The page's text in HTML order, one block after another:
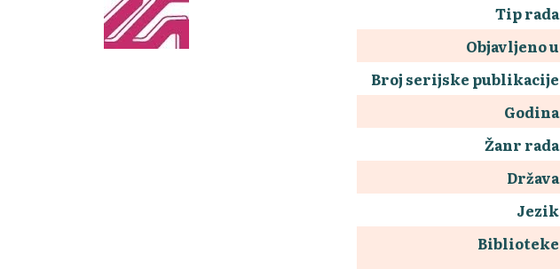
Tip rada
Objavljeno u
Broj serijske publikacije
Godina
Žanr rada
Država
Jezik
Biblioteke